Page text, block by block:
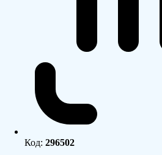
Код: 296502